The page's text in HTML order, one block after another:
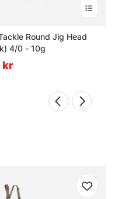
Round Jig Head
4/0 - 10g
kr